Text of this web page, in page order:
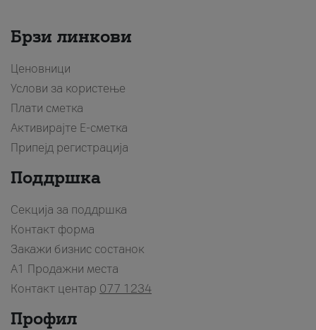
Брзи линкови
Ценовници
Услови за користење
Плати сметка
Активирајте Е-сметка
Припејд регистрација
Поддршка
Секција за поддршка
Контакт форма
Закажи бизнис состанок
A1 Продажни места
Контакт центар 077 1234
Профил